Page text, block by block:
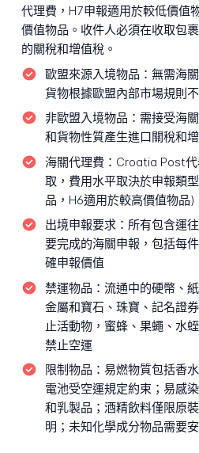
代理費，H7申報適用於較低價值
價值物品。收件人必須在收取包
的關稅和增值稅。
歐盟來源入境物品： 無需海
貨物根據歐盟內部市場規則
非歐盟入境物品： 需接受海
和貨物性質產生進口關稅和
海關代理費： Croatia Post
取，費用水平取決於申報類
品，H6適用於較高價值物品)
出境申報要求： 所有包含運
要完成的海關申報，包括每
確申報價值
禁運物品： 流通中的硬幣、
金屬和寶石、珠寶、記名證
止活動物，蜜蜂、果蠅、水
禁止空運
限制物品： 易燃物質包括香
電池受空運規定約束；易感
和乳製品；酒精飲料僅限原
明；未知化學成分物品需要